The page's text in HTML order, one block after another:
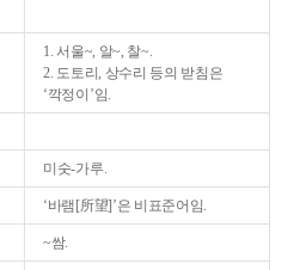
1. 서울~, 알~, 찰~.
2. 도토리, 상수리 등의 받침은
‘깍정이’임.
미숫-가루.
‘바램[所望]’은 비표준어임.
~쌈.